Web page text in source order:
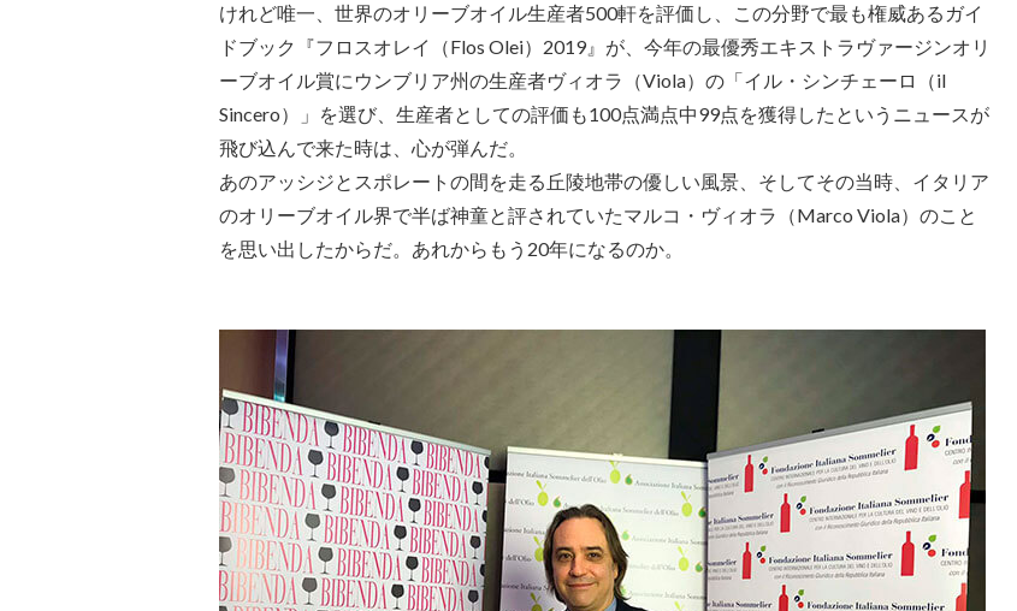
けれど唯一、世界のオリーブオイル生産者500軒を評価し、この分野で最も権威あるガイ
ドブック『フロスオレイ（Flos Olei）2019』が、今年の最優秀エキストラヴァージンオリ
ーブオイル賞にウンブリア州の生産者ヴィオラ（Viola）の「イル・シンチェーロ（il
Sincero）」を選び、生産者としての評価も100点満点中99点を獲得したというニュースが
飛び込んで来た時は、心が弾んだ。
あのアッシジとスポレートの間を走る丘陵地帯の優しい風景、そしてその当時、イタリア
のオリーブオイル界で半ば神童と評されていたマルコ・ヴィオラ（Marco Viola）のこと
を思い出したからだ。あれからもう20年になるのか。